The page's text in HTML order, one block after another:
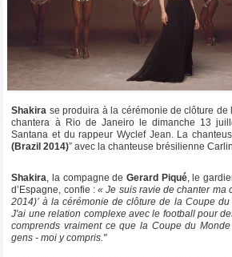
Shakira se produira à la cérémonie de clôture de
chantera à Rio de Janeiro le dimanche 13
Santana et du rappeur Wyclef Jean. La
(Brazil 2014)” avec la chanteuse brésilienne
Shakira, la compagne de Gerard Piqué, le
d’Espagne, confie :« Je suis ravie de chanter ma
2014)’ à la cérémonie de clôture de la Coupe
J'ai une relation complexe avec le football pour
comprends vraiment ce que la Coupe du
gens - moi y compris."